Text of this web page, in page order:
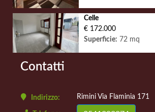
Celle
€ 172.000
Superficie: 72 mq
Contatti
Indirizzo: Rimini Via Flaminia 171